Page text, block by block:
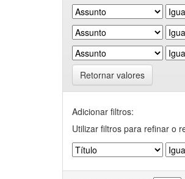
Retornar valores
Adicionar filtros:
Utilizar filtros para refinar o